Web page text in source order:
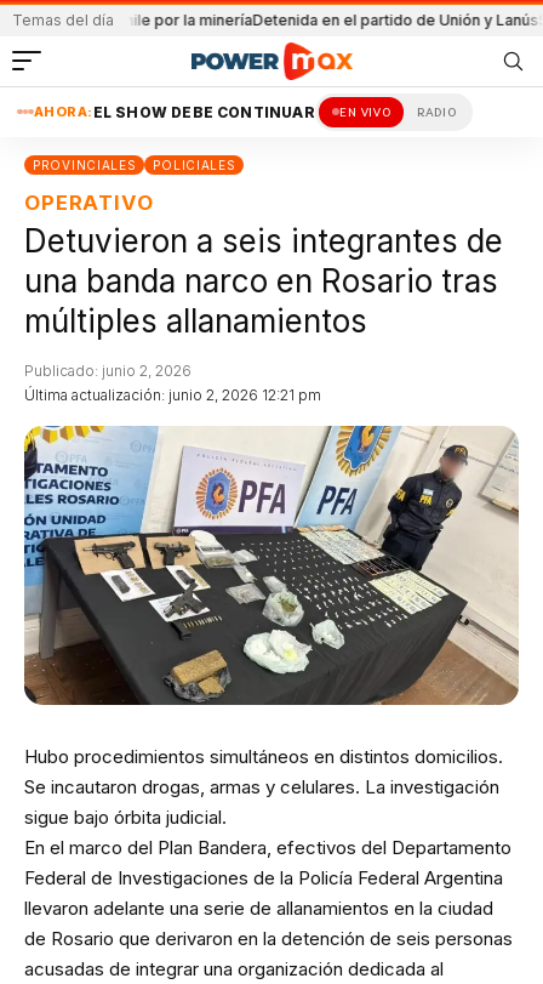
Temas del día
a Chile por la mineríaDetenida en el partido de Unión y LanúsSanta Fe
AHORA: EL SHOW DEBE CONTINUAR EN VIVO RADIO
PROVINCIALES POLICIALES
OPERATIVO
Detuvieron a seis integrantes de
una banda narco en Rosario tras
múltiples allanamientos
Última actualización: junio 2, 2026 12:21 pm
Publicado: junio 2, 2026
Hubo procedimientos simultáneos en distintos domicilios.
Se incautaron drogas, armas y celulares. La investigación
sigue bajo órbita judicial.
En el marco del Plan Bandera, efectivos del Departamento
Federal de Investigaciones de la Policía Federal Argentina
llevaron adelante una serie de allanamientos en la ciudad
de Rosario que derivaron en la detención de seis personas
acusadas de integrar una organización dedicada al